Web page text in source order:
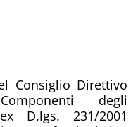
Consiglio Direttivo
degli
D.lgs. 231/2001